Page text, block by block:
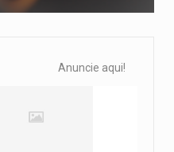
Anuncie aqui!